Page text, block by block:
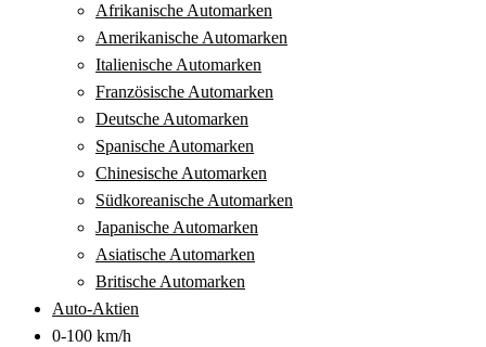
Afrikanische Automarken
Amerikanische Automarken
Italienische Automarken
Französische Automarken
Deutsche Automarken
Spanische Automarken
Chinesische Automarken
Südkoreanische Automarken
Japanische Automarken
Asiatische Automarken
Britische Automarken
Auto-Aktien
0-100 km/h